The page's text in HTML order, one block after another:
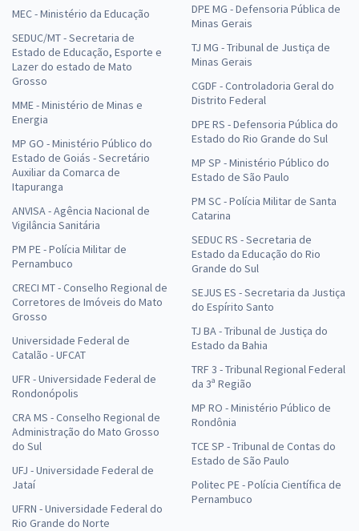
MEC - Ministério da Educação
SEDUC/MT - Secretaria de
Estado de Educação, Esporte e
Lazer do estado de Mato
Grosso
MME - Ministério de Minas e
Energia
MP GO - Ministério Público do
Estado de Goiás - Secretário
Auxiliar da Comarca de
Itapuranga
ANVISA - Agência Nacional de
Vigilância Sanitária
PM PE - Polícia Militar de
Pernambuco
CRECI MT - Conselho Regional de
Corretores de Imóveis do Mato
Grosso
Universidade Federal de
Catalão - UFCAT
UFR - Universidade Federal de
Rondonópolis
CRA MS - Conselho Regional de
Administração do Mato Grosso
do Sul
UFJ - Universidade Federal de
Jataí
UFRN - Universidade Federal do
Rio Grande do Norte
DPE MG - Defensoria Pública de
Minas Gerais
TJ MG - Tribunal de Justiça de
Minas Gerais
CGDF - Controladoria Geral do
Distrito Federal
DPE RS - Defensoria Pública do
Estado do Rio Grande do Sul
MP SP - Ministério Público do
Estado de São Paulo
PM SC - Polícia Militar de Santa
Catarina
SEDUC RS - Secretaria de
Estado da Educação do Rio
Grande do Sul
SEJUS ES - Secretaria da Justiça
do Espírito Santo
TJ BA - Tribunal de Justiça do
Estado da Bahia
TRF 3 - Tribunal Regional Federal
da 3ª Região
MP RO - Ministério Público de
Rondônia
TCE SP - Tribunal de Contas do
Estado de São Paulo
Politec PE - Polícia Científica de
Pernambuco